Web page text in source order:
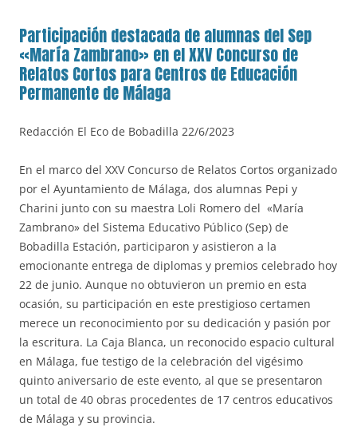
Participación destacada de alumnas del Sep
«María Zambrano» en el XXV Concurso de
Relatos Cortos para Centros de Educación
Permanente de Málaga
Redacción El Eco de Bobadilla 22/6/2023
En el marco del XXV Concurso de Relatos Cortos organizado
por el Ayuntamiento de Málaga, dos alumnas Pepi y
Charini junto con su maestra Loli Romero del «María
Zambrano» del Sistema Educativo Público (Sep) de
Bobadilla Estación, participaron y asistieron a la
emocionante entrega de diplomas y premios celebrado hoy
22 de junio. Aunque no obtuvieron un premio en esta
ocasión, su participación en este prestigioso certamen
merece un reconocimiento por su dedicación y pasión por
la escritura. La Caja Blanca, un reconocido espacio cultural
en Málaga, fue testigo de la celebración del vigésimo
quinto aniversario de este evento, al que se presentaron
un total de 40 obras procedentes de 17 centros educativos
de Málaga y su provincia.